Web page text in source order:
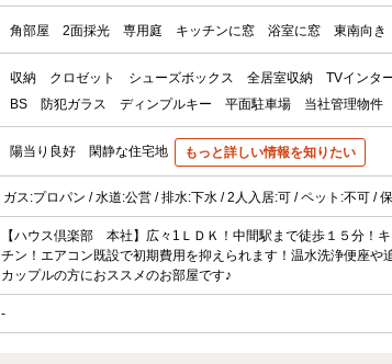
角部屋 2面採光 専用庭 キッチンに窓 浴室に窓 東南向き
収納 クロゼット シューズボックス 全居室収納 TVインタ
BS
防犯ガラス ディンプルキー 平面駐車場 当社管理物件
陽当り良好 閑静な住宅地 もっと詳しい情報を知りたい
ガス:プロパン / 水道:公営 / 排水:下水 / 2人入居:可 / ペット:不可 /
【ハウス倶楽部 本社】広々1ＬＤＫ！中間駅まで徒歩１５分！
チン！エアコン既設で初期費用を抑えられます！温水洗浄便座
カップルの方におススメのお部屋です♪
-